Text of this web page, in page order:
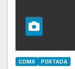
CDMX PORTADA